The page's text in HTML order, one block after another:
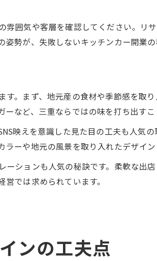
囲気や客層を確認してください。リ
勢が、失敗しないキッチンカー開業の
。まず、地元産の食材や季節感を取
など、三重ならではの味を打ち出すこ
映えを意識した見た目の工夫も人気
ーや地元の風景を取り入れたデザイン
ションも人気の秘訣です。柔軟な出
では求められています。
ンの工夫点